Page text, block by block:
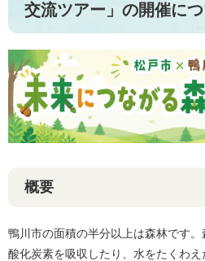
交流ツアー」の開催に
概要
鴨川市の面積の半分以上は森林です
酸化炭素を吸収したり、水をたくわ